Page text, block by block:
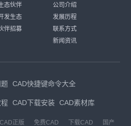
态伙伴
发生态
伴招募
公司介绍
发展历程
联系方式
新闻资讯
CAD快捷键命令大全
CAD下载安装 CAD素材库
CAD正版 免费CAD 下载CAD 国产